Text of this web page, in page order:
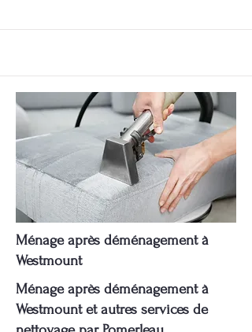
Ménage après déménagement à
Westmount
Ménage après déménagement à
Westmount et autres services de